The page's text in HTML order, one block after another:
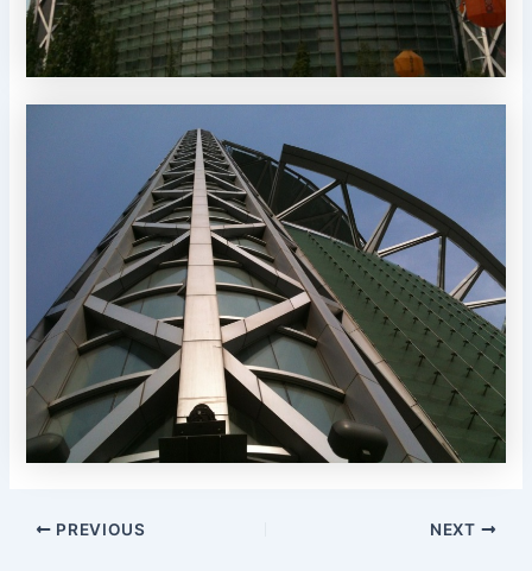
PREVIOUS NEXT